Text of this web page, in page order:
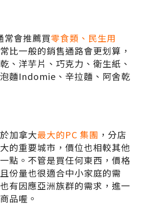
會推薦買零食類、民生用
常比一般的銷售通路會更划算，
、洋芋片、巧克力、衛生紙、
麵Indomie、辛拉麵、阿舍乾
加拿大最大的PC 集團 ，分店
的重要城市，價位也相較其他
點。不管是買任何東西，價格
份量也很適合中小家庭的需
有因應亞洲族群的需求，進一
品喔。